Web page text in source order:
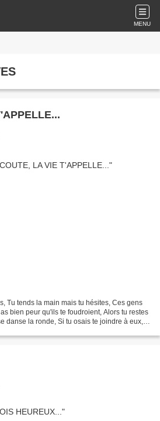
MENU
Tu tends la main mais tu hésites, Ces gens
bien peur qu'ils te foudroient, Alors tu restes
danse la ronde, Si tu osais te joindre à eux,